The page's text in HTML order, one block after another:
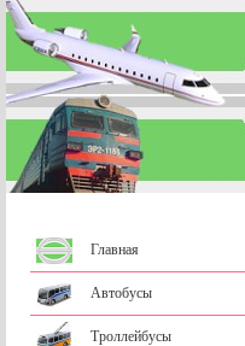
Главная
Автобусы
Троллейбусы